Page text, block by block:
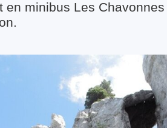
en minibus Les